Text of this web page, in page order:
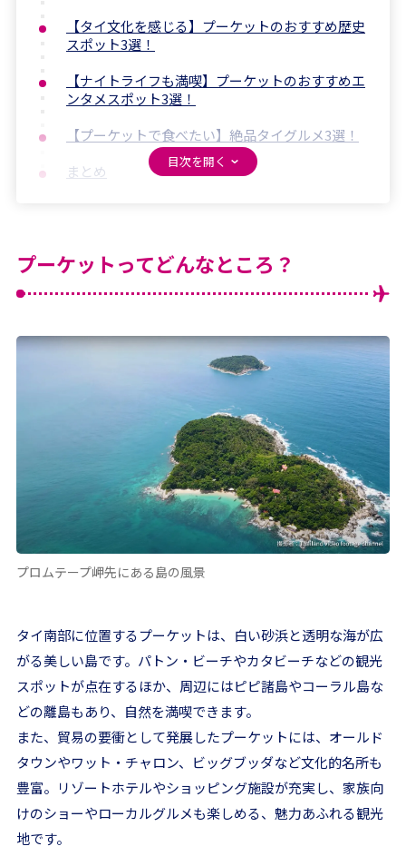
【タイ文化を感じる】プーケットのおすすめ歴史
スポット3選！
【ナイトライフも満喫】プーケットのおすすめエ
ンタメスポット3選！
【プーケットで食べたい】絶品タイグルメ3選！
まとめ
プーケットってどんなところ？
プロムテープ岬先にある島の風景
タイ南部に位置するプーケットは、白い砂浜と透明な海が広
がる美しい島です。パトン・ビーチやカタビーチなどの観光
スポットが点在するほか、周辺にはピピ諸島やコーラル島な
どの離島もあり、自然を満喫できます。
また、貿易の要衝として発展したプーケットには、オールド
タウンやワット・チャロン、ビッグブッダなど文化的名所も
豊富。リゾートホテルやショッピング施設が充実し、家族向
けのショーやローカルグルメも楽しめる、魅力あふれる観光
地です。